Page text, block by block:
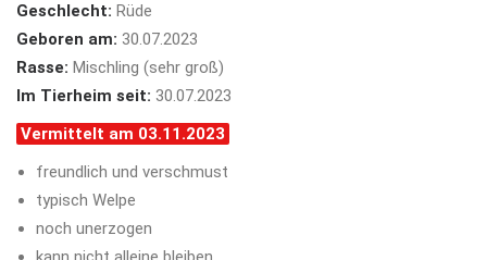
Geschlecht: Rüde
Geboren am: 30.07.2023
Rasse: Mischling (sehr groß)
Im Tierheim seit: 30.07.2023
Vermittelt am 03.11.2023
freundlich und verschmust
typisch Welpe
noch unerzogen